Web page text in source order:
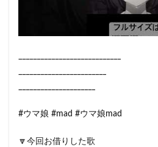
#ウマ娘 #mad #ウマ娘mad
🔽今回お借りした歌